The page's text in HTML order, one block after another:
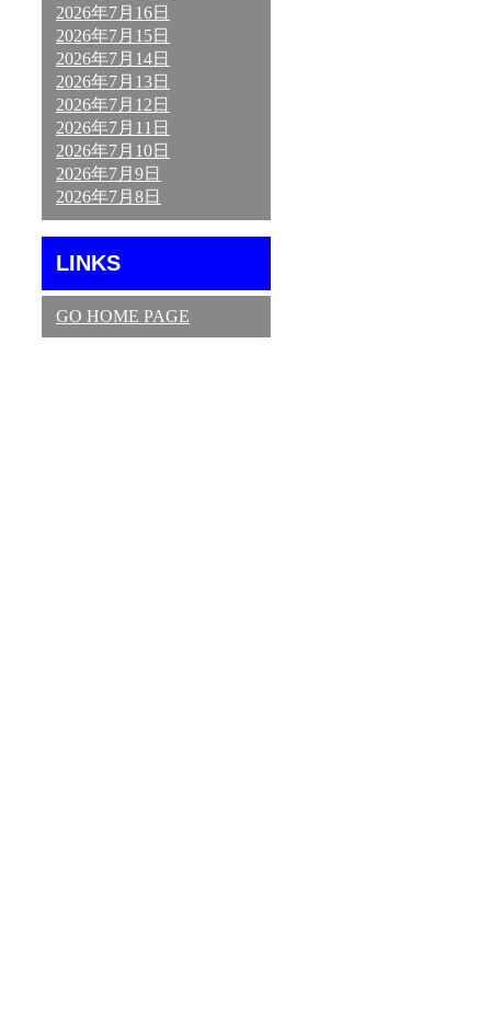
2026年7月16日
2026年7月15日
2026年7月14日
2026年7月13日
2026年7月12日
2026年7月11日
2026年7月10日
2026年7月9日
2026年7月8日
LINKS
GO HOME PAGE